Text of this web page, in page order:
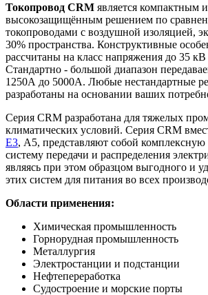
Токопровод CRM является компактным и
высокозащищённым решением по
токопроводами с воздушной изоляцией,
30% пространства. Конструктивные
рассчитаны на класс напряжения до 35
Стандартно - большой диапазон
1250А до 5000А. Любые нестандартные
разработаны на основании ваших
Серия СRM разработана для тяжелых
климатических условий. Серия СRM
Е3, А5, представляют собой
систему передачи и распределения
являясь при этом образцом выгодного и
этих систем для питания во всех
Области применения:
Химическая промышленность
Горнорудная промышленность
Металлургия
Электростанции и подстанции
Нефтепереработка
Судостроение и морские порты